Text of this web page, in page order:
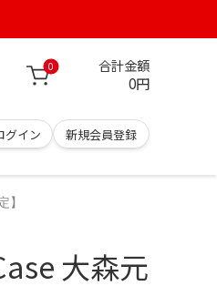
0 合計金額
0円
グイン 新規会員登録
】
大森元